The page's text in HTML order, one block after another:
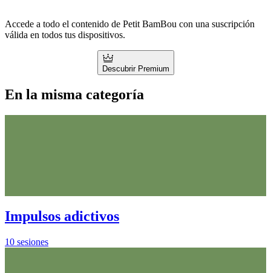
Accede a todo el contenido de Petit BamBou con una suscripción
válida en todos tus dispositivos.
Descubrir Premium
En la misma categoría
Impulsos adictivos
10 sesiones